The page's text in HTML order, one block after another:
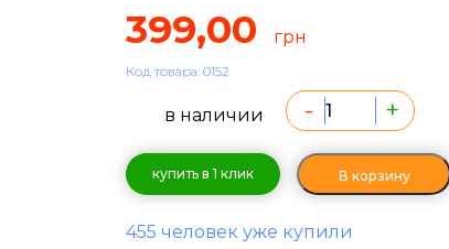
399,00 грн
Код товара: 0152
в наличии - +
купить в 1 клик В корзину
455 человек уже купили